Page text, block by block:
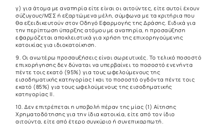
γ) για άτομα με αναπηρία είτε είναι οι αιτούντες, είτε αυτοί έχουν
σύζυγους/ΜΣΣ ή εξαρτώμενα μέλη, σύμφωνα με τα κριτήρια που
θα εξειδικευτούν στον Οδηγό Εφαρμογής της Δράσης. Ειδικά για
την περίπτωση ύπαρξης ατόμου με αναπηρία, η προσαύξηση
εφαρμόζεται αποκλειστικά για χρήση της επιχορηγούμενης
κατοικίας για ιδιοκατοίκηση.
9. Οι ανωτέρω προσαυξήσεις είναι σωρευτικές. Το τελικό ποσοστό
επιχορήγησης δεν δύναται να υπερβαίνει το ποσοστό ενενήντα
πέντε τοις εκατό (95%) για τους ωφελούμενους της
εισοδηματικής κατηγορίας Ι και το ποσοστό ογδόντα πέντε τοις
εκατό (85%) για τους ωφελούμενους της εισοδηματικής
κατηγορίας ΙΙ.
10. Δεν επιτρέπεται η υποβολή πέραν της μίας (1) Αίτησης
Χρηματοδότησης για την ίδια κατοικία, είτε από τον ίδιο
αιτούντα, είτε από έτερο συγκύριο ή συνεπικαρπωτή.